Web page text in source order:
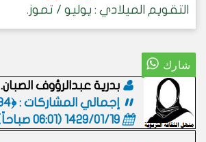
التقويم الميلادي : يوليو / تموز.
بدرية عبدالرؤوف الصبان.
إجمالي المشاركات : ﴿84﴾.
1429/01/19 (06:01 صباحاً)